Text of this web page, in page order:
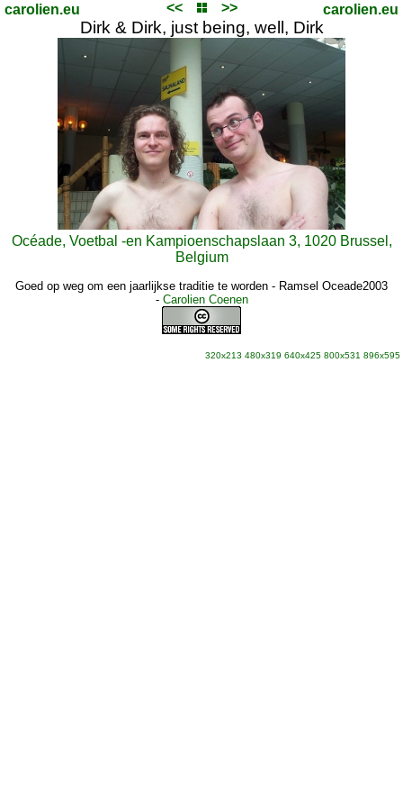
carolien.eu << >> carolien.eu
Dirk & Dirk, just being, well, Dirk
Océade, Voetbal -en Kampioenschapslaan 3, 1020 Brussel,
Belgium
Goed op weg om een jaarlijkse traditie te worden - Ramsel Oceade2003
- Carolien Coenen
320x213 480x319 640x425 800x531 896x595